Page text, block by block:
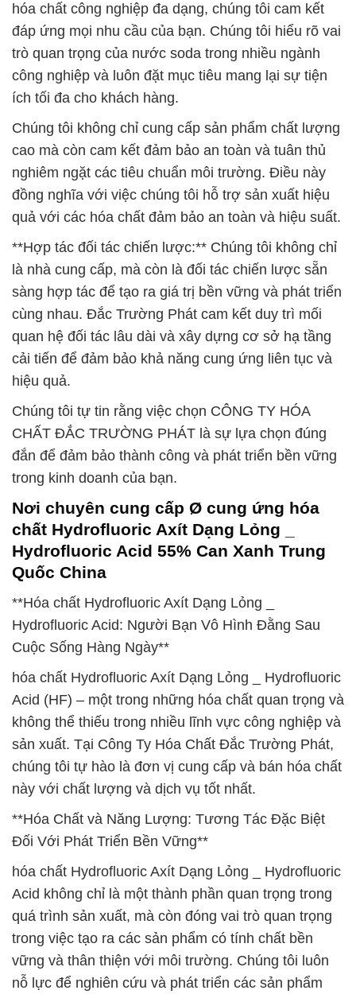
hóa chất công nghiệp đa dạng, chúng tôi cam kết
đáp ứng mọi nhu cầu của bạn. Chúng tôi hiểu rõ vai
trò quan trọng của nước soda trong nhiều ngành
công nghiệp và luôn đặt mục tiêu mang lại sự tiện
ích tối đa cho khách hàng.
Chúng tôi không chỉ cung cấp sản phẩm chất lượng
cao mà còn cam kết đảm bảo an toàn và tuân thủ
nghiêm ngặt các tiêu chuẩn môi trường. Điều này
đồng nghĩa với việc chúng tôi hỗ trợ sản xuất hiệu
quả với các hóa chất đảm bảo an toàn và hiệu suất.
**Hợp tác đối tác chiến lược:** Chúng tôi không chỉ
là nhà cung cấp, mà còn là đối tác chiến lược sẵn
sàng hợp tác để tạo ra giá trị bền vững và phát triển
cùng nhau. Đắc Trường Phát cam kết duy trì mối
quan hệ đối tác lâu dài và xây dựng cơ sở hạ tầng
cải tiến để đảm bảo khả năng cung ứng liên tục và
hiệu quả.
Chúng tôi tự tin rằng việc chọn CÔNG TY HÓA
CHẤT ĐẮC TRƯỜNG PHÁT là sự lựa chọn đúng
đắn để đảm bảo thành công và phát triển bền vững
trong kinh doanh của bạn.
Nơi chuyên cung cấp Ø cung ứng hóa
chất Hydrofluoric Axít Dạng Lỏng _
Hydrofluoric Acid 55% Can Xanh Trung
Quốc China
**Hóa chất Hydrofluoric Axít Dạng Lỏng _
Hydrofluoric Acid: Người Bạn Vô Hình Đằng Sau
Cuộc Sống Hàng Ngày**
hóa chất Hydrofluoric Axít Dạng Lỏng _ Hydrofluoric
Acid (HF) – một trong những hóa chất quan trọng và
không thể thiếu trong nhiều lĩnh vực công nghiệp và
sản xuất. Tại Công Ty Hóa Chất Đắc Trường Phát,
chúng tôi tự hào là đơn vị cung cấp và bán hóa chất
này với chất lượng và dịch vụ tốt nhất.
**Hóa Chất và Năng Lượng: Tương Tác Đặc Biệt
Đối Với Phát Triển Bền Vững**
hóa chất Hydrofluoric Axít Dạng Lỏng _ Hydrofluoric
Acid không chỉ là một thành phần quan trọng trong
quá trình sản xuất, mà còn đóng vai trò quan trọng
trong việc tạo ra các sản phẩm có tính chất bền
vững và thân thiện với môi trường. Chúng tôi luôn
nỗ lực để nghiên cứu và phát triển các sản phẩm